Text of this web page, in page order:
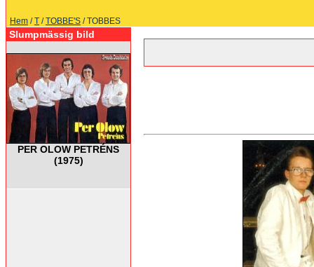
Hem /T /TOBBE'S / TOBBES
Slumpmässig bild
PER OLOW PETRÉNS
(1975)